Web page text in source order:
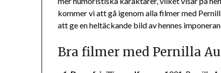
kommer vi att gå igenom alla filmer med
att ge en heltäckande bild av hennes
Bra filmer med Pernilla